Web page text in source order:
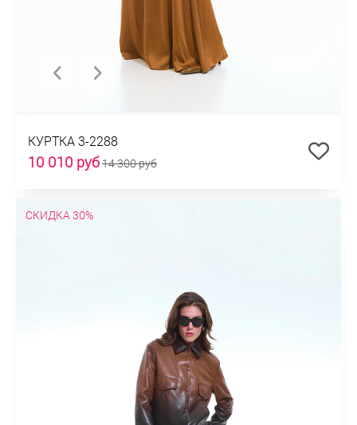
КУРТКА 3-2288
10 010 руб14 300 руб
СКИДКА 30%